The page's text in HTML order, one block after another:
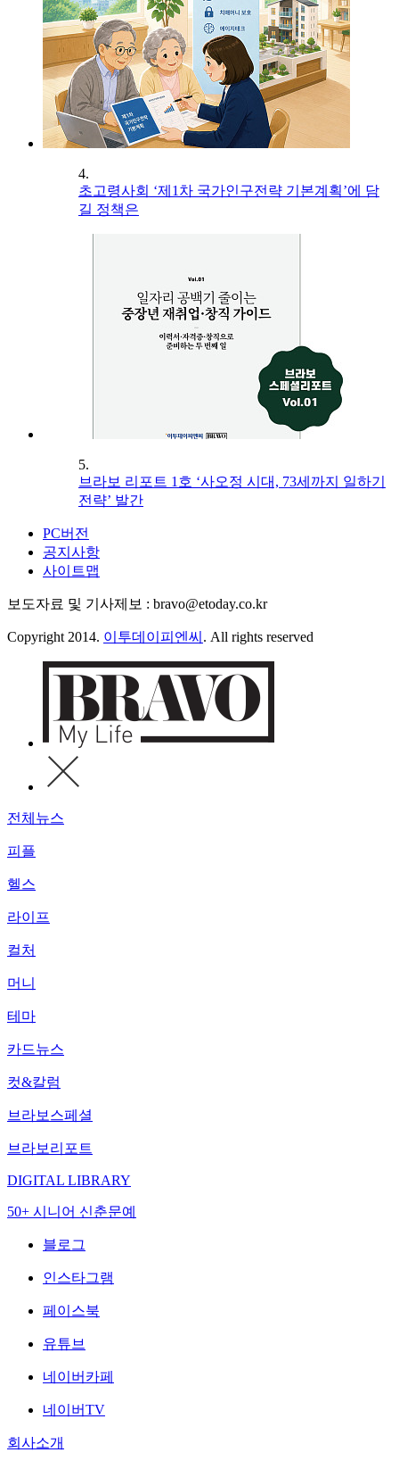
4.
초고령사회 ‘제1차 국가인구전략 기본계획’에 담
길 정책은
5.
브라보 리포트 1호 ‘사오정 시대, 73세까지 일하기
전략’ 발간
PC버전
공지사항
사이트맵
보도자료 및 기사제보 : bravo@etoday.co.kr
Copyright 2014. 이투데이피엔씨 . All rights reserved
전체뉴스
피플
헬스
라이프
컬처
머니
테마
카드뉴스
컷&칼럼
브라보스페셜
브라보리포트
DIGITAL LIBRARY
50+ 시니어 신춘문예
블로그
인스타그램
페이스북
유튜브
네이버카페
네이버TV
회사소개